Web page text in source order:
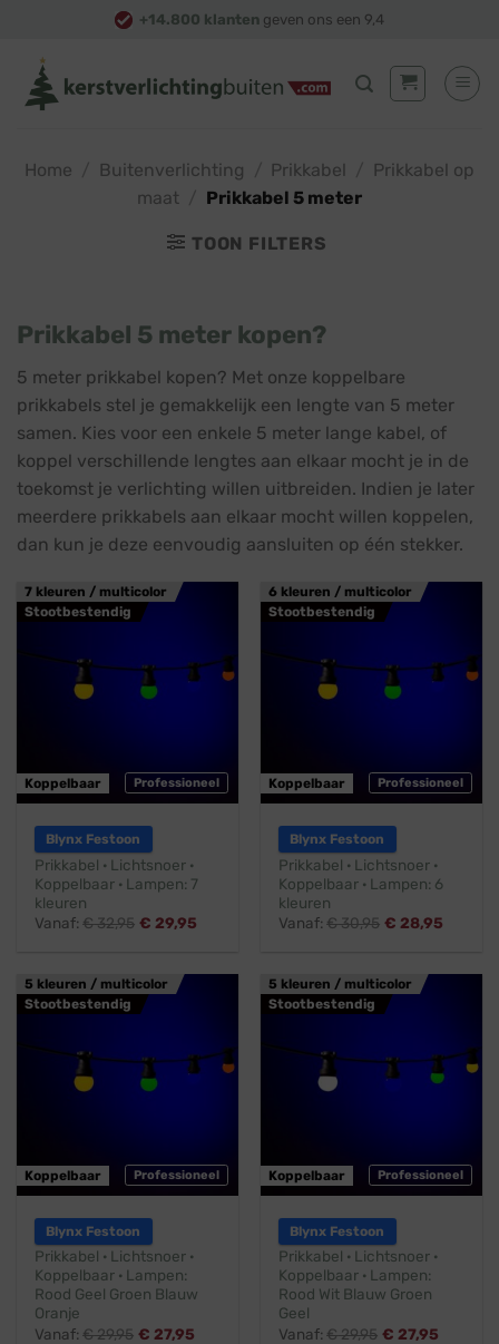
content
+14.800 klanten geven ons een 9,4
Home Buitenverlichting Prikkabel
Prikkabel op
maat
Prikkabel 5 meter
TOON FILTERS
Prikkabel 5 meter kopen?
5 meter prikkabel kopen? Met onze koppelbare
prikkabels stel je gemakkelijk een lengte van 5 meter
samen. Kies voor een enkele 5 meter lange kabel, of
koppel verschillende lengtes aan elkaar mocht je in de
toekomst je verlichting willen uitbreiden. Indien je later
meerdere prikkabels aan elkaar mocht willen koppelen,
dan kun je deze eenvoudig aansluiten op één stekker.
7 kleuren / multicolor
Stootbestendig
Professioneel
Koppelbaar
Blynx Festoon
Prikkabel · Lichtsnoer ·
Koppelbaar · Lampen: 7
kleuren
Vanaf:€32,95 € 29,95
6 kleuren / multicolor
Stootbestendig
Professioneel
Koppelbaar
Blynx Festoon
Prikkabel · Lichtsnoer ·
Koppelbaar · Lampen: 6
kleuren
Vanaf:€30,95 € 28,95
5 kleuren / multicolor
Stootbestendig
Professioneel
Koppelbaar
Blynx Festoon
Prikkabel · Lichtsnoer ·
Koppelbaar · Lampen:
Rood Geel Groen Blauw
Oranje
Vanaf:€29,95 € 27,95
5 kleuren / multicolor
Stootbestendig
Professioneel
Koppelbaar
Blynx Festoon
Prikkabel · Lichtsnoer ·
Koppelbaar · Lampen:
Rood Wit Blauw Groen
Geel
Vanaf:€29,95 € 27,95